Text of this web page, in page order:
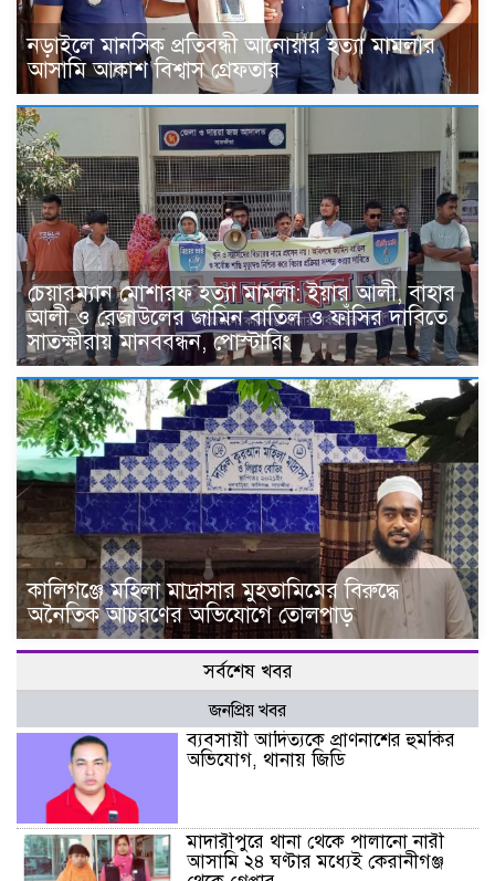
নড়াইলে মানসিক প্রতিবন্ধী আনোয়ার হত্যা মামলার
আসামি আকাশ বিশ্বাস গ্রেফতার
চেয়ারম্যান মোশারফ হত্যা মামলা: ইয়ার আলী, বাহার
আলী ও রেজাউলের জামিন বাতিল ও ফাঁসির দাবিতে
সাতক্ষীরায় মানববন্ধন, পোস্টারিং
কালিগঞ্জে মহিলা মাদ্রাসার মুহতামিমের বিরুদ্ধে
অনৈতিক আচরণের অভিযোগে তোলপাড়
সর্বশেষ খবর
জনপ্রিয় খবর
ব্যবসায়ী আদিত্যকে প্রাণনাশের হুমকির
অভিযোগ, থানায় জিডি
মাদারীপুরে থানা থেকে পালানো নারী
আসামি ২৪ ঘণ্টার মধ্যেই কেরানীগঞ্জ